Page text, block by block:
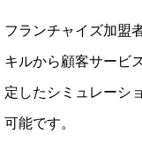
フランチャイズ加盟
キルから顧客サービ
定したシミュレーシ
可能です。